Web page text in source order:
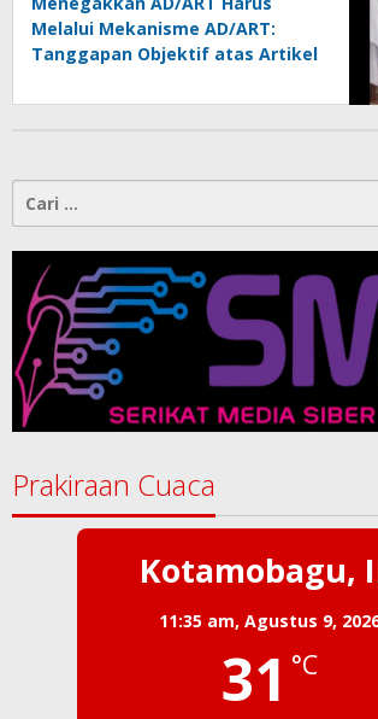
Melalui Mekanisme AD/ART:
Tanggapan Objektif atas Artikel
Konspirasi Melanggar Aturan”
Cari
untuk:
Prakiraan Cuaca
Kotamobagu,
11:35 am, Agustus 9,
31 °C